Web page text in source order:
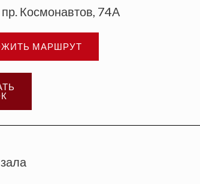
пр. Космонавтов, 74А
МАРШРУТ